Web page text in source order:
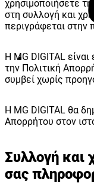
χρησιμοποιήσετε
στη συλλογή και
περιγράφεται στην
Η MG DIGITAL
την Πολιτική
συμβεί χωρίς
Η MG DIGITAL θα
Απορρήτου στον
Συλλογή
σας